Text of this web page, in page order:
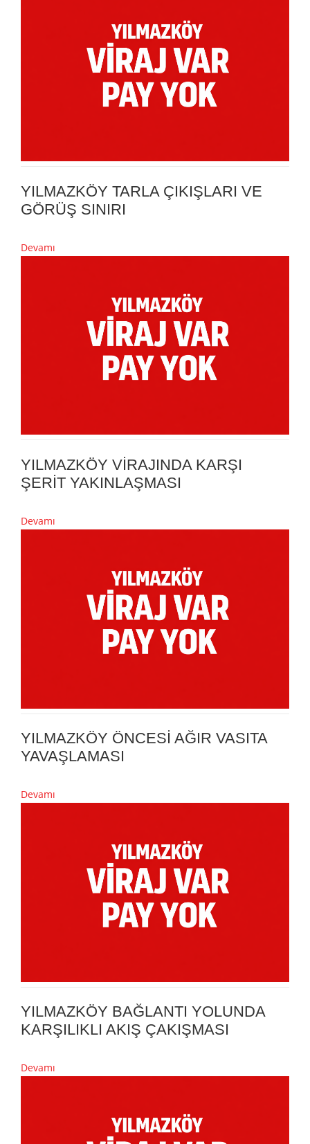
YILMAZKÖY TARLA ÇIKIŞLARI VE
GÖRÜŞ SINIRI
Devamı
YILMAZKÖY VİRAJINDA KARŞI
ŞERİT YAKINLAŞMASI
Devamı
YILMAZKÖY ÖNCESİ AĞIR VASITA
YAVAŞLAMASI
Devamı
YILMAZKÖY BAĞLANTI YOLUNDA
KARŞILIKLI AKIŞ ÇAKIŞMASI
Devamı